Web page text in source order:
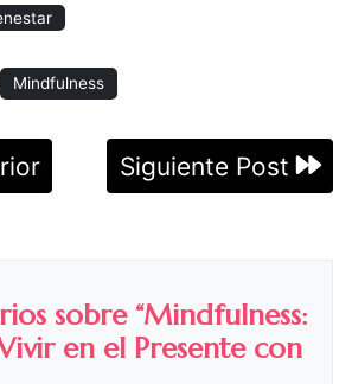
Mindfulness
Siguiente Post
sobre “Mindfulness:
en el Presente con